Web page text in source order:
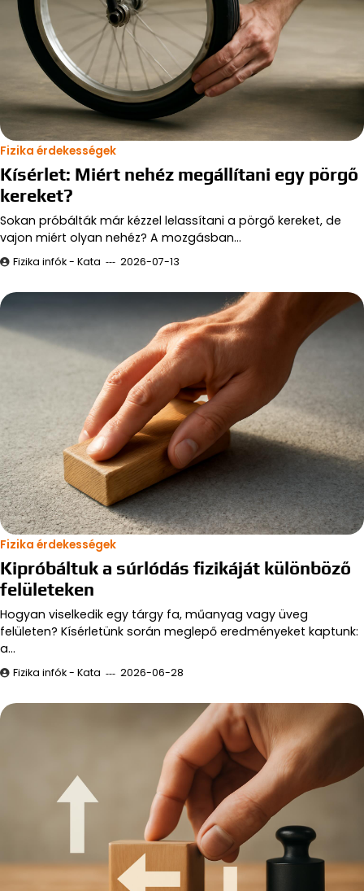
Fizika érdekességek
Kísérlet: Miért nehéz megállítani egy pörgő
kereket?
Sokan próbálták már kézzel lelassítani a pörgő kereket, de
vajon miért olyan nehéz? A mozgásban…
Fizika infók - Kata 2026-07-13
Fizika érdekességek
Kipróbáltuk a súrlódás fizikáját különböző
felületeken
Hogyan viselkedik egy tárgy fa, műanyag vagy üveg
felületen? Kísérletünk során meglepő eredményeket kaptunk:
a…
Fizika infók - Kata 2026-06-28